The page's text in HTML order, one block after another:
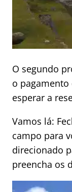
O segundo
o pagamento
esperar a
Vamos lá:
campo para
direcionado
preencha os